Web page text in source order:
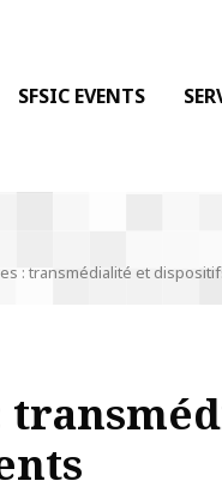
SFSIC EVENTS
: transmédialité et